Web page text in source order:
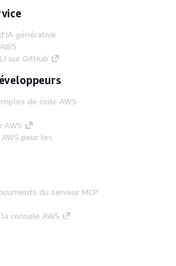
générative
sur GitHub
de code AWS
AWS
pour les
du serveur MCP
console AWS